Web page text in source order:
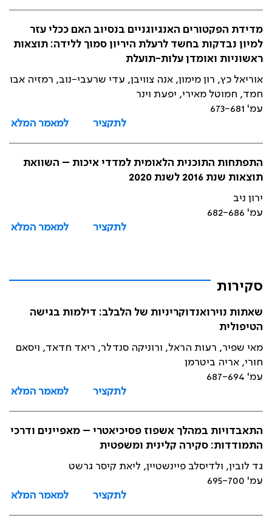
מדידת הפקטורים האנגיוגניים בנסיוב האם ככלי עזר
למיון נבדקות בחשד לרעלת היריון סמוך ללידה: תוצאות
ראשוניות ואומדן עלות-תועלת
אוריאל כץ, רון מימון, אנה צוויבן, עדי שרעבי-נוב, רמזיה אבו
חמד, חמוטל מאירי, יפעת וינר
עמ' 673-681
לתקציר
למאמר המלא
התפתחות התוכנית הלאומית למדדי איכות – השוואת
תוצאות שנת 2016 לשנת 2020
ירון ניב
עמ' 682-686
לתקציר
למאמר המלא
סקירות
שאתות נוירואנדוקריניות של הלבלב: דילמות בגישה
הטיפולית
מאי שפיר, רעות הראל, ורוניקה סנדלר, ריאד חדאד, ויסאם
חורי, אריה ביטרמן
עמ' 687-694
לתקציר
למאמר המלא
התאבדויות במהלך אשפוז פסיכיאטרי – מאפיינים ודרכי
התמודדות: סקירה קלינית ומשפטית
גד לובין, ולדיסלב פיינשטיין, ליאת קיסר גרשט
עמ' 695-700
לתקציר
למאמר המלא